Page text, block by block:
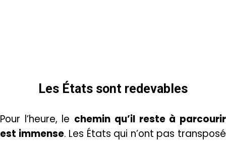
Les États sont redevables
Pour l’heure, le chemin qu’il reste à parcourir
est immense. Les États qui n’ont pas transposé